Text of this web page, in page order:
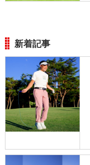
新着記事